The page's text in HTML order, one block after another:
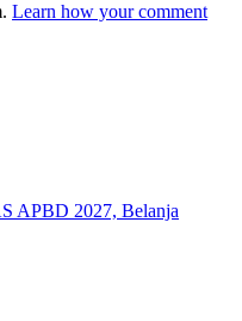
Learn how your comment
APBD 2027, Belanja